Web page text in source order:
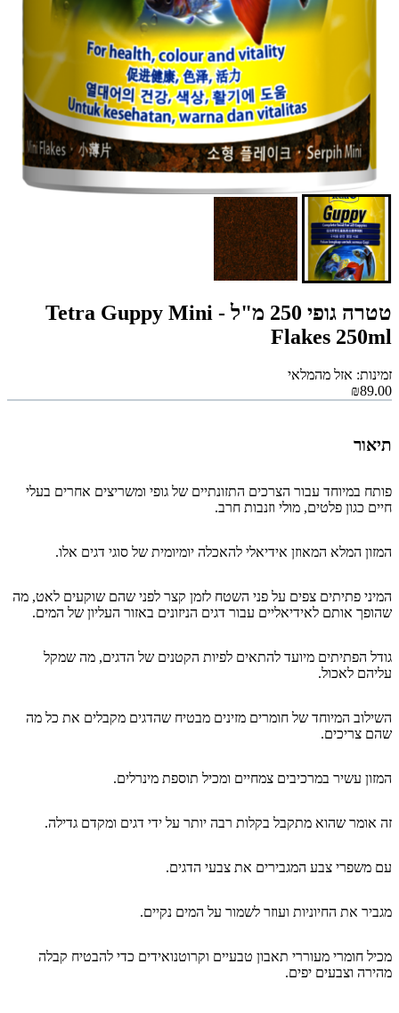
טטרה גופי 250 מ"ל - Tetra Guppy Mini
Flakes 250ml
זמינות: אזל מהמלאי
₪89.00
תיאור
פותח במיוחד עבור הצרכים התזונתיים של גופי ומשריצים אחרים בעלי
חיים כגון פלטים, מולי וזנבות חרב.
המזון המלא המאוזן אידיאלי להאכלה יומיומית של סוגי דגים אלו.
המיני פתיתים צפים על פני השטח לזמן קצר לפני שהם שוקעים לאט, מה
שהופך אותם לאידיאליים עבור דגים הניזונים באזור העליון של המים.
גודל הפתיתים מיועד להתאים לפיות הקטנים של הדגים, מה שמקל
עליהם לאכול.
השילוב המיוחד של חומרים מזינים מבטיח שהדגים מקבלים את כל מה
שהם צריכים.
המזון עשיר במרכיבים צמחיים ומכיל תוספת מינרלים.
זה אומר שהוא מתקבל בקלות רבה יותר על ידי דגים ומקדם גדילה.
עם משפרי צבע המגבירים את צבעי הדגים.
מגביר את החיוניות ועוזר לשמור על המים נקיים.
מכיל חומרי מעוררי תאבון טבעיים וקרוטנואידים כדי להבטיח קבלה
מהירה וצבעים יפים.